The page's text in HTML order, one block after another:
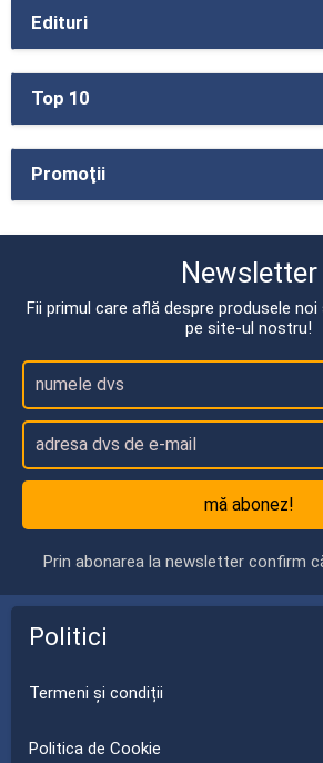
Edituri
Top 10
Promoţii
Newsletter
Fii primul care află despre produsele
pe site-ul nostru!
mă abonez!
Prin abonarea la newsletter confirm
Politici
Termeni și condiții
Politica de Cookie